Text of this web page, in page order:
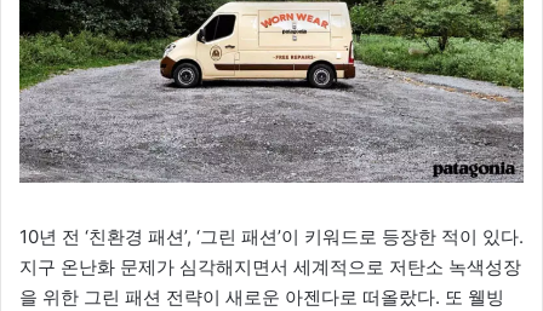
10년 전 ‘친환경 패션’, ‘그린 패션’이 키워드로 등장한 적이 있다.
지구 온난화 문제가 심각해지면서 세계적으로 저탄소 녹색성장
을 위한 그린 패션 전략이 새로운 아젠다로 떠올랐다. 또 웰빙